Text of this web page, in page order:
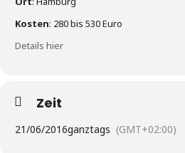
Kosten: 280 bis 530 Euro
Details hier
Zeit
21/06/2016ganztags (GMT+02:00)